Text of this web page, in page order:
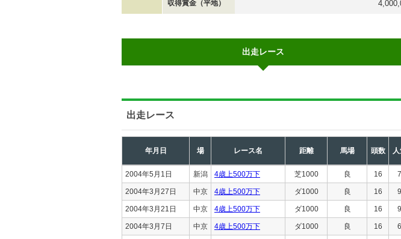
収得賞金（平地）
出走レース
出走レース
年月日 場 レース名 距離 馬場 頭数
2004年5月1日 新潟 4歳上500万下 芝1000 良 16 7
2004年3月27日 中京 4歳上500万下 ダ1000 良 16 9
2004年3月21日 中京 4歳上500万下 ダ1000 良 16 9
2004年3月7日 中京 4歳上500万下 ダ1000 良 16 6